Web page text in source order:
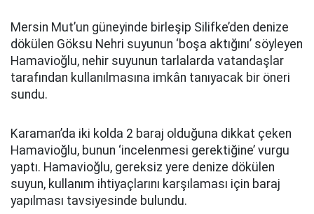
Mersin Mut’un güneyinde birleşip Silifke’den denize
dökülen Göksu Nehri suyunun ‘boşa aktığını’ söyleyen
Hamavioğlu, nehir suyunun tarlalarda vatandaşlar
tarafından kullanılmasına imkân tanıyacak bir öneri
sundu.
Karaman’da iki kolda 2 baraj olduğuna dikkat çeken
Hamavioğlu, bunun ‘incelenmesi gerektiğine’ vurgu
yaptı. Hamavioğlu, gereksiz yere denize dökülen
suyun, kullanım ihtiyaçlarını karşılaması için baraj
yapılması tavsiyesinde bulundu.